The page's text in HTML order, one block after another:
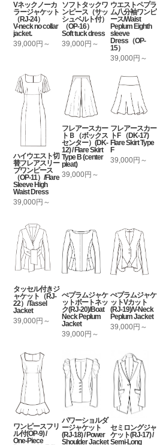
Vネックノーカ
ラージャケット
（RJ-24）
V-neck no collar
jacket.
39,000円～
ソフトタックワ
ンピース（サッ
シュベルト付）
（OP-16）
Soft tuck dress
39,000円～
ウエストペプラ
ム八分袖ワンピ
ース/Waist
Peplum Eighth
sleeve
Dress（OP-
15）
39,000円～
ハイウエスト切
替フレアスリー
ブワンピース
（OP-11）/Flare
Sleeve High
Waist Dress
39,000円～
フレアースカー
トＢ（ボックス
センター）(DK-
12) / Flare Skirt
Type B (center
pleat)
39,000円～
フレアースカー
トF （DK-17)
Flare Skirt Type
F
39,000円～
タッセル付きジ
ャケット（RJ-
22）/Tassel
Jacket
39,000円～
ぺプラムジャケ
ットボートネッ
ク(RJ-20)/Boat
Neck Peplum
Jacket
39,000円～
ぺプラムジャケ
ットVカット
(RJ-19)/V-Neck
Peplum Jacket
39,000円～
ワンピースフリ
ル付(OP-9) /
One-Piece
パワーショルダ
ージャケット
(RJ-18) / Power
Shoulder Jacket
セミロングジャ
ケット(RJ-17) /
Semi-Long